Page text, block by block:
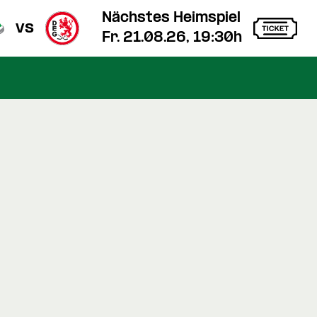
vs
Nächstes Heimspiel
Fr. 21.08.26, 19:30h